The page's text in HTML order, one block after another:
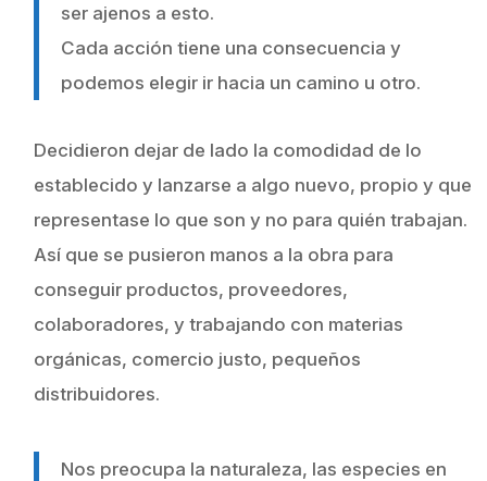
ser ajenos a esto.
Cada acción tiene una consecuencia y
podemos elegir ir hacia un camino u otro.
Decidieron dejar de lado la comodidad de lo
establecido y lanzarse a algo nuevo, propio y que
representase lo que son y no para quién trabajan.
Así que se pusieron manos a la obra para
conseguir productos, proveedores,
colaboradores, y trabajando con materias
orgánicas, comercio justo, pequeños
distribuidores.
Nos preocupa la naturaleza, las especies en